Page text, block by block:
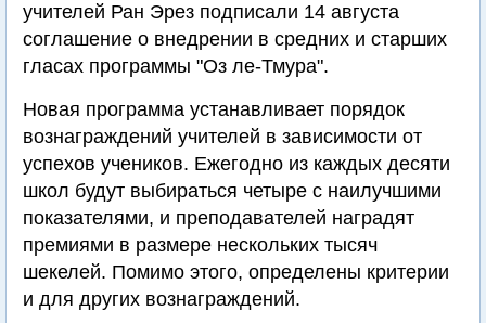
учителей Ран Эрез подписали 14 августа
соглашение о внедрении в средних и старших
гласах программы "Оз ле-Тмура".
Новая программа устанавливает порядок
вознаграждений учителей в зависимости от
успехов учеников. Ежегодно из каждых десяти
школ будут выбираться четыре с наилучшими
показателями, и преподавателей наградят
премиями в размере нескольких тысяч
шекелей. Помимо этого, определены критерии
и для других вознаграждений.